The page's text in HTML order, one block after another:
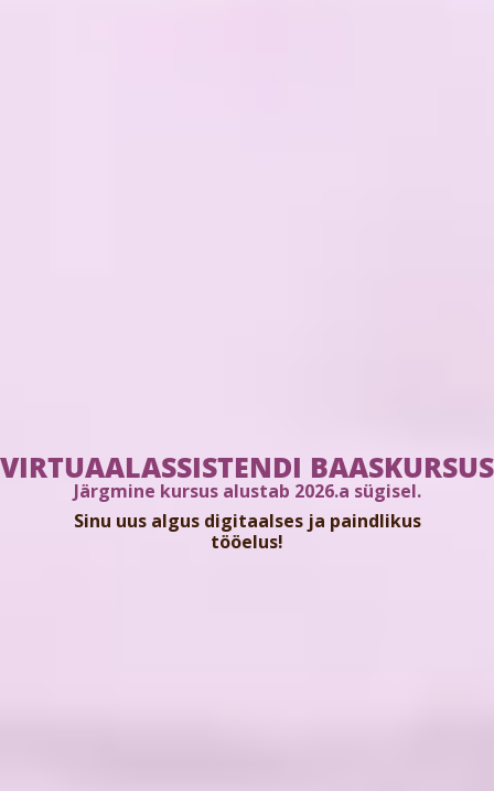
Järgmine kursus alustab 2026.a sügisel.
Sinu uus algus digitaalses ja paindlikus
tööelus!
VIRTUAALASSISTENDI BAASKURSUS